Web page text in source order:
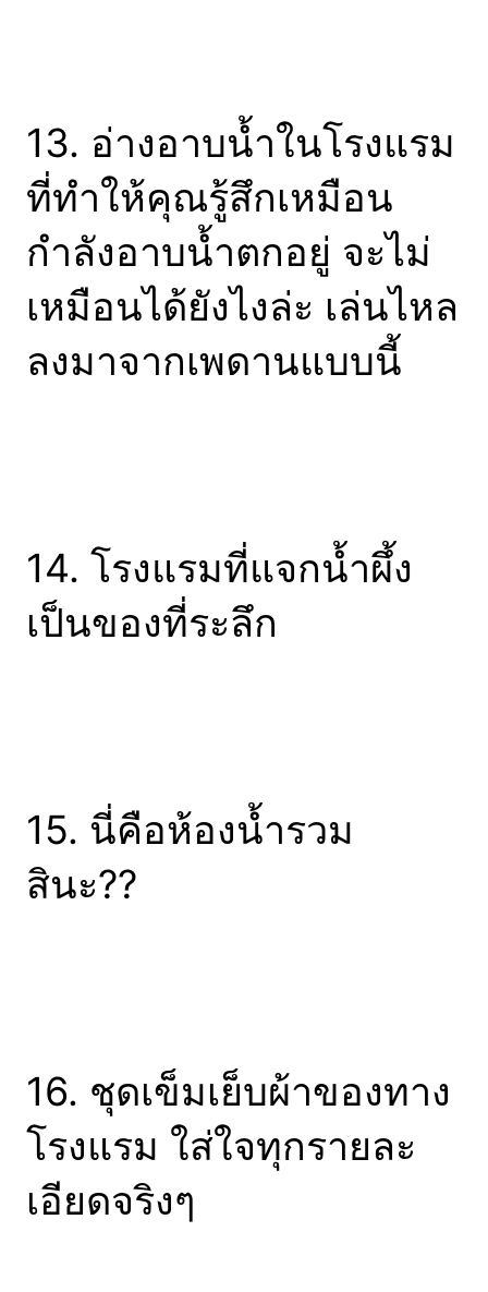
13. อ่างอาบน้ำในโรงแรม
ที่ทำให้คุณรู้สึกเหมือน
กำลังอาบน้ำตกอยู่ จะไม่
เหมือนได้ยังไงล่ะ เล่นไหล
ลงมาจากเพดานแบบนี้
14. โรงแรมที่แจกน้ำผึ้ง
เป็นของที่ระลึก
15. นี่คือห้องน้ำรวม
สินะ??
16. ชุดเข็มเย็บผ้าของทาง
โรงแรม ใส่ใจทุกรายละ
เอียดจริงๆ